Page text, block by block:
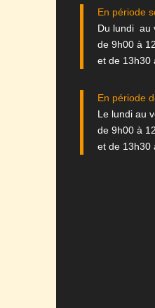
En période
Du lundi au
de 9h00 à
et de 13h30
En période
Le lundi au
de 9h00 à
et de 13h30